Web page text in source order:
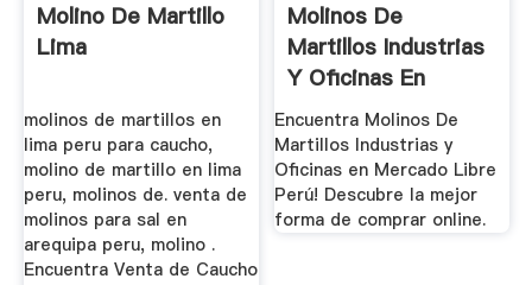
Molino De Martillo
Lima
molinos de martillos en
lima peru para caucho,
molino de martillo en lima
peru, molinos de. venta de
molinos para sal en
arequipa peru, molino .
Encuentra Venta de Caucho
Molinos De
Martillos Industrias
Y Oficinas En
Mercado ...
Encuentra Molinos De
Martillos Industrias y
Oficinas en Mercado Libre
Perú! Descubre la mejor
forma de comprar online.